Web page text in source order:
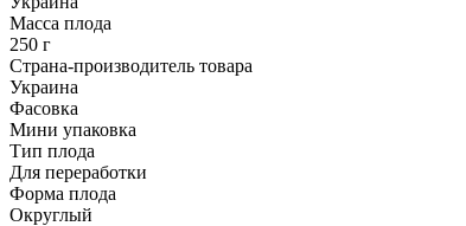
Масса плода
250 г
Страна-производитель товара
Украина
Фасовка
Мини упаковка
Тип плода
Для переработки
Форма плода
Округлый